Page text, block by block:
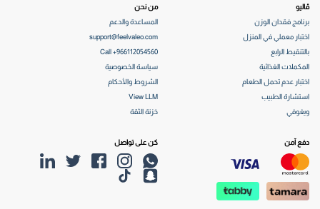
ڤاليو
برنامج فقدان الوزن
اختبار معملي في المنزل
بالتنقيط الرابع
المكملات الغذائية
اختبار عدم تحمل الطعام
استشارة الطبيب
ويغوفي
من نحن
المساعدة والدعم
support@feelvaleo.com
Call +966112054560
سياسة الخصوصية
الشروط والأحكام
View LLM
خزنة الثقة
دفع آمن كن على تواصل